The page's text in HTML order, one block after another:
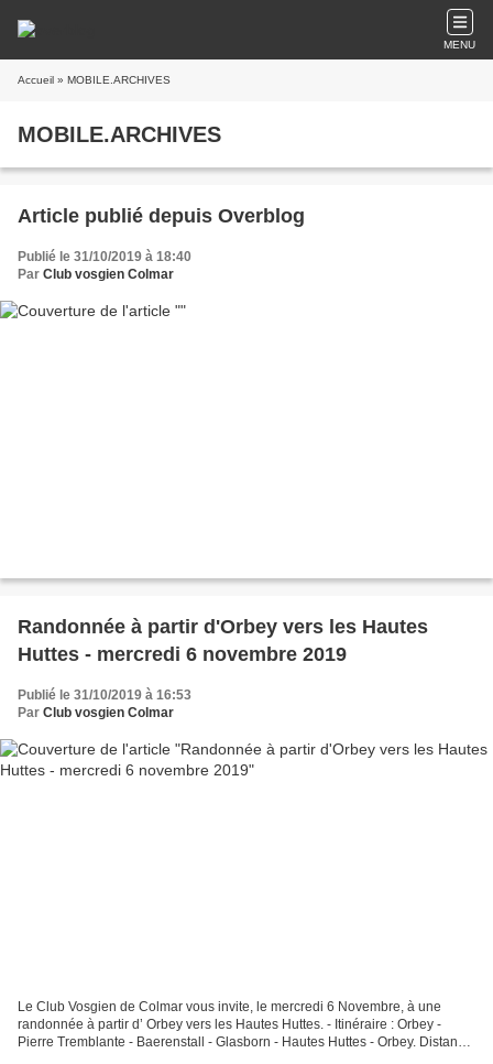
MENU
Accueil » MOBILE.ARCHIVES
MOBILE.ARCHIVES
Article publié depuis Overblog
Publié le 31/10/2019 à 18:40
Par Club vosgien Colmar
Randonnée à partir d'Orbey vers les Hautes
Huttes - mercredi 6 novembre 2019
Publié le 31/10/2019 à 16:53
Par Club vosgien Colmar
Le Club Vosgien de Colmar vous invite, le mercredi 6 Novembre, à une
randonnée à partir d’ Orbey vers les Hautes Huttes. - Itinéraire : Orbey -
Pierre Tremblante - Baerenstall - Glasborn - Hautes Huttes - Orbey. Distance